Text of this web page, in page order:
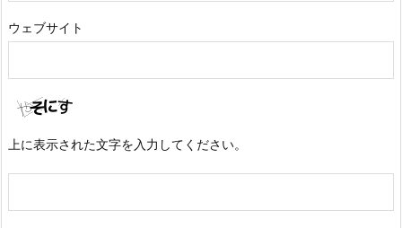
ウェブサイト
上に表示された文字を入力してください。